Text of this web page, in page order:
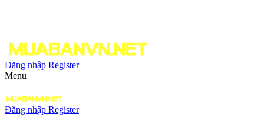
Đăng nhập Register
Menu
Đăng nhập Register